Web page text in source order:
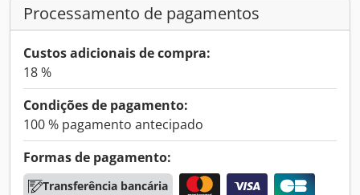
Processamento de pagamentos
Custos adicionais de compra:
18 %
Condições de pagamento:
100 % pagamento antecipado
Formas de pagamento:
Transferência bancária